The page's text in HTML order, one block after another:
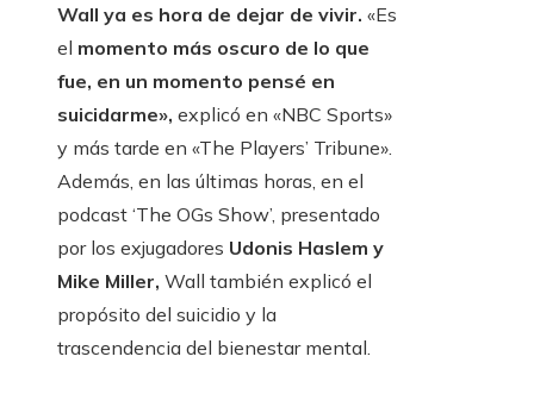
Wall ya es hora de dejar de vivir. «Es
el momento más oscuro de lo que
fue, en un momento pensé en
suicidarme», explicó en «NBC Sports»
y más tarde en «The Players’ Tribune».
Además, en las últimas horas, en el
podcast ‘The OGs Show’, presentado
por los exjugadores Udonis Haslem y
Mike Miller, Wall también explicó el
propósito del suicidio y la
trascendencia del bienestar mental.